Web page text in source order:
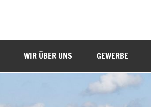
WIR ÜBER UNS GEWERBE